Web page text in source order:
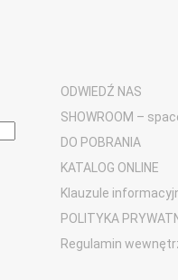
ODWIEDŹ NAS
SHOWROOM –
DO POBRANIA
KATALOG ONLINE
Klauzule
POLITYKA
Regulamin